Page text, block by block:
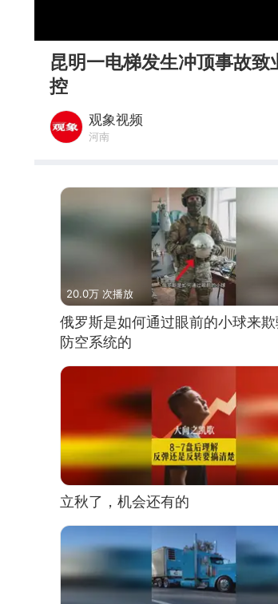
昆明一电梯发生冲顶事故
控
观象视频
河南
20.0万 次播放
俄罗斯是如何通过眼前的小球来欺
防空系统的
立秋了，机会还有的